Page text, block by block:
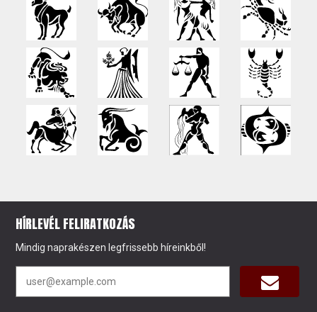
HÍRLEVÉL FELIRATKOZÁS
Mindig naprakészen legfrissebb híreinkből!